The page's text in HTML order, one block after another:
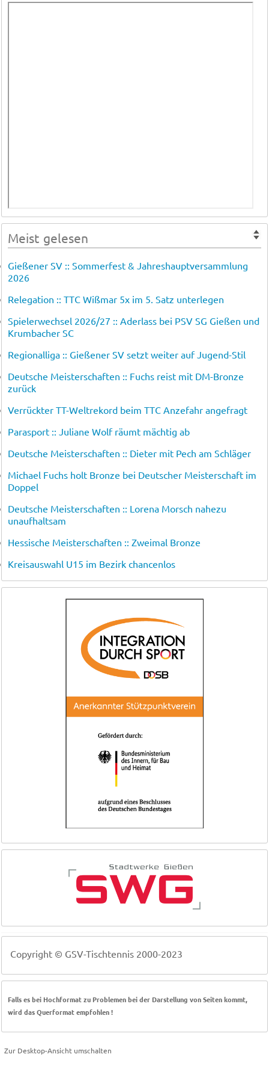
Meist gelesen
Gießener SV :: Sommerfest & Jahreshauptversammlung
2026
Relegation :: TTC Wißmar 5x im 5. Satz unterlegen
Spielerwechsel 2026/27 :: Aderlass bei PSV SG Gießen und
Krumbacher SC
Regionalliga :: Gießener SV setzt weiter auf Jugend-Stil
Deutsche Meisterschaften :: Fuchs reist mit DM-Bronze
zurück
Verrückter TT-Weltrekord beim TTC Anzefahr angefragt
Parasport :: Juliane Wolf räumt mächtig ab
Deutsche Meisterschaften :: Dieter mit Pech am Schläger
Michael Fuchs holt Bronze bei Deutscher Meisterschaft im
Doppel
Deutsche Meisterschaften :: Lorena Morsch nahezu
unaufhaltsam
Hessische Meisterschaften :: Zweimal Bronze
Kreisauswahl U15 im Bezirk chancenlos
Copyright © GSV-Tischtennis 2000-2023
Falls es bei Hochformat zu Problemen bei der Darstellung von Seiten kommt,
wird das Querformat empfohlen !
Zur Desktop-Ansicht umschalten